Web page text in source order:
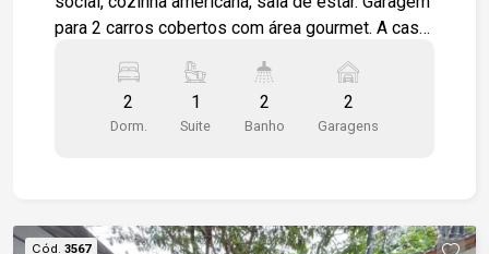
para 2 carros cobertos com área gourmet. A casa
2
Dorm.
1
Suite
2
Banho
2
Garagens
Cód. 3567